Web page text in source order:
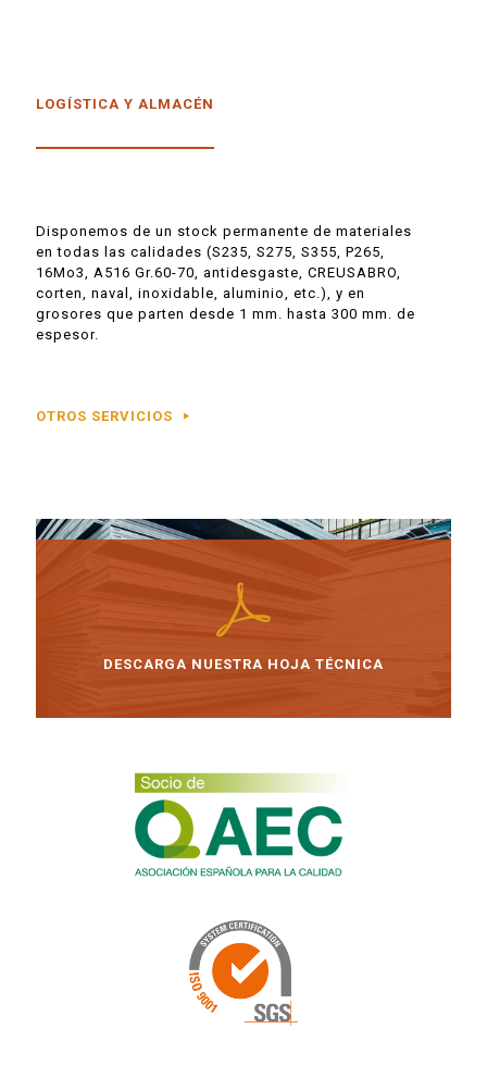
LOGÍSTICA Y ALMACÉN
Disponemos de un stock permanente de materiales
en todas las calidades (S235, S275, S355, P265,
16Mo3, A516 Gr.60-70, antidesgaste, CREUSABRO,
corten, naval, inoxidable, aluminio, etc.), y en
grosores que parten desde 1 mm. hasta 300 mm. de
espesor.
OTROS SERVICIOS
DESCARGA NUESTRA HOJA TÉCNICA